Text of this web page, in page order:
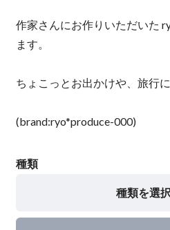
作家さんにお作りいただいた
ます。
ちょこっとお出かけや、旅行
(brand:ryo*produce-000)
種類
種類を選